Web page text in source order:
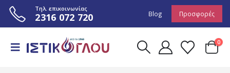
Τηλ. επικοινωνίας
2316 072 720 Blog Προσφορές
0